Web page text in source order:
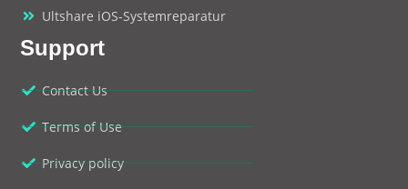
Ultshare iOS-Systemreparatur
Support
Contact Us
Terms of Use
Privacy policy